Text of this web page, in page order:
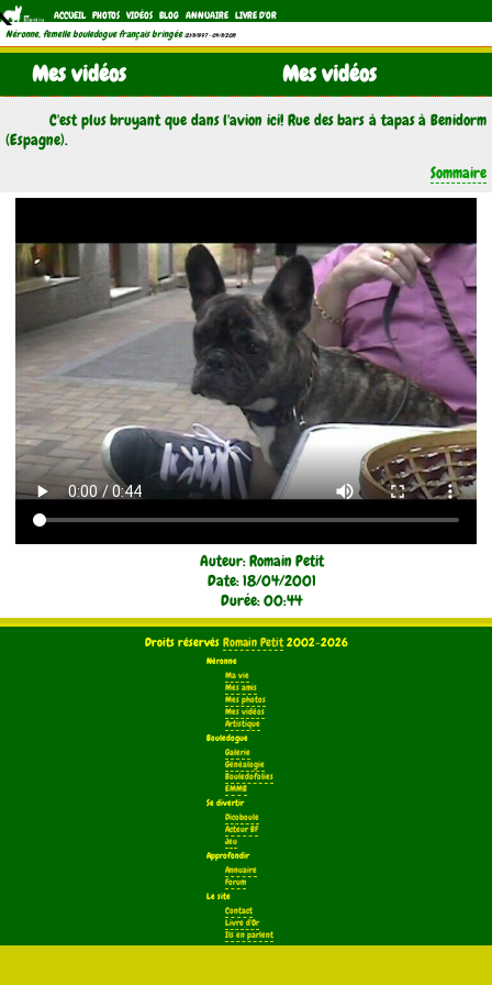
ACCUEIL PHOTOS VIDÉOS BLOG ANNUAIRE LIVRE D'OR
Néronne, femelle bouledogue français bringée (21/11/1997 - 04/11/2011)
Mes vidéos Mes vidéos
C'est plus bruyant que dans l'avion ici! Rue des bars à tapas à Benidorm
(Espagne).
Sommaire
Auteur: Romain Petit
Date: 18/04/2001
Durée: 00:44
Droits réservés Romain Petit2002-2026
Néronne
Ma vie
Mes amis
Mes photos
Mes vidéos
Artistique
Bouledogue
Galerie
Généalogie
Bouledofolies
EMMB
Se divertir
Dicoboule
Acteur BF
Jeu
Approfondir
Annuaire
Forum
Le site
Contact
Livre d'Or
Ils en parlent